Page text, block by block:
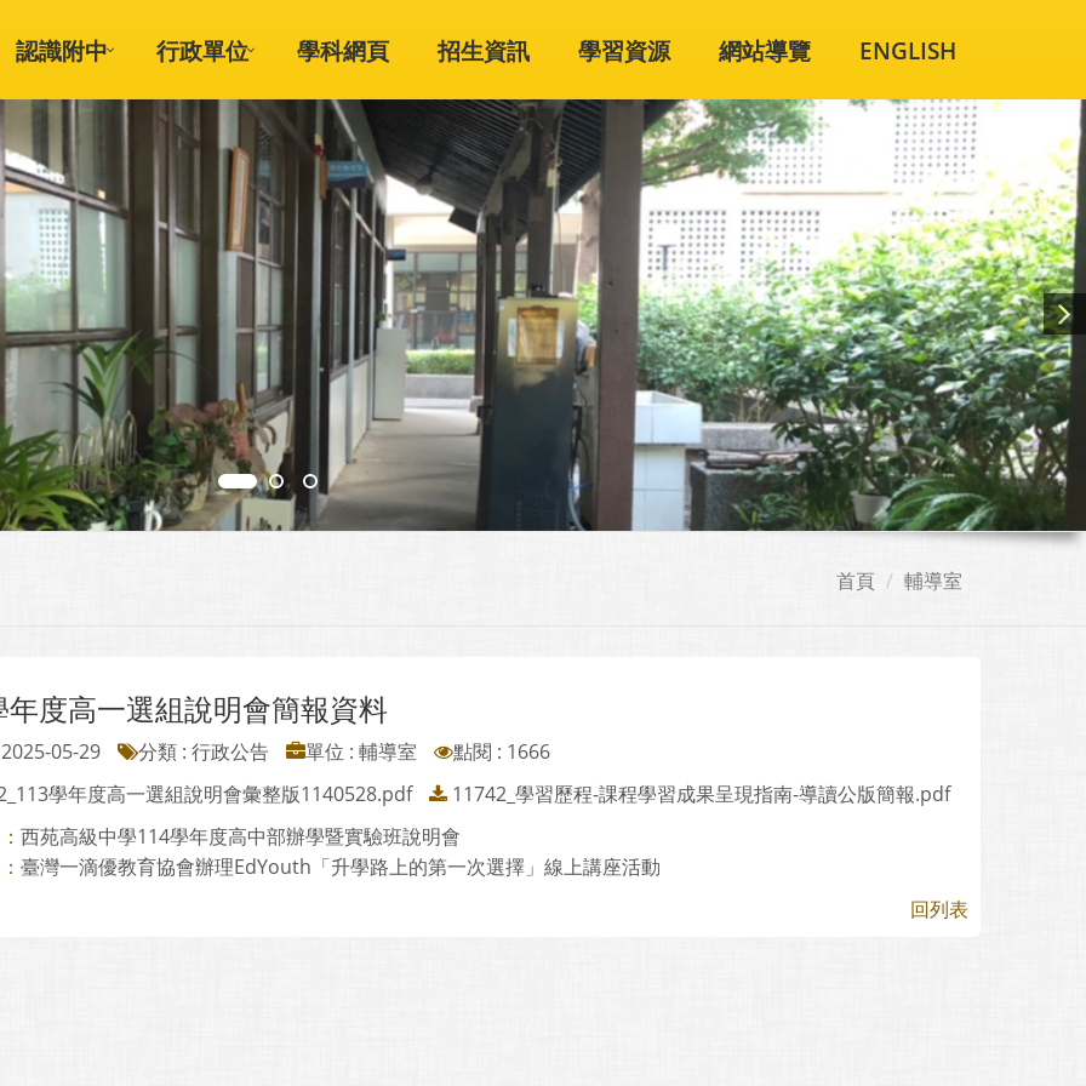
認識附中 行政單位 學科網頁 招生資訊 學習資源 網站導覽 ENGLISH
首頁 輔導室
度高一選組說明會簡報資料
05-29 分類 : 行政公告 單位 : 輔導室
點閱 : 1666
學年度高一選組說明會彙整版1140528.pdf
11742_學習歷程-課程學習成果呈現指南-導讀公版簡報.pdf
西苑高級中學114學年度高中部辦學暨實驗班說明會
臺灣一滴優教育協會辦理EdYouth「升學路上的第一次選擇」線上講座活動
回列表